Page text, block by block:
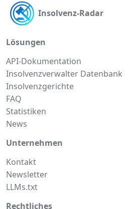
Insolvenz-Radar
Lösungen
API-Dokumentation
Insolvenzverwalter Datenbank
Insolvenzgerichte
FAQ
Statistiken
News
Unternehmen
Kontakt
Newsletter
LLMs.txt
Rechtliches